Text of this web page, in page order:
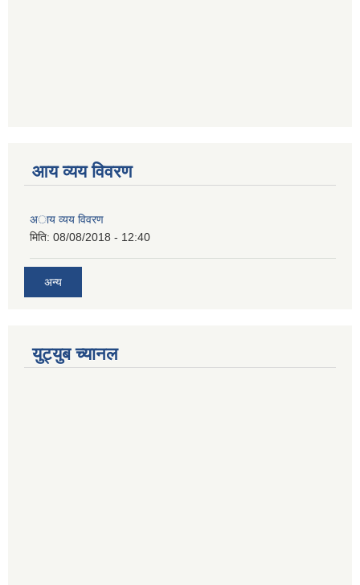
आय व्यय विवरण
अाय व्यय विवरण
मिति: 08/08/2018 - 12:40
अन्य
युट्युब च्यानल